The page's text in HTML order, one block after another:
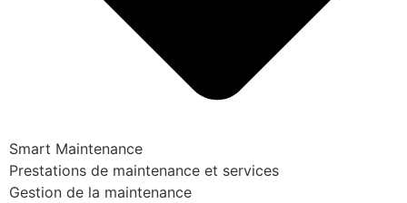
Smart Maintenance
Prestations de maintenance et services
Gestion de la maintenance